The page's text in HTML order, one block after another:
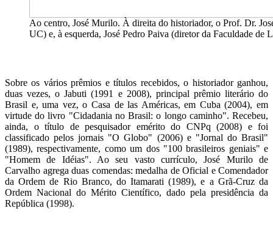
Ao centro, José Murilo. À direita do historiador, o Prof. Dr.
UC) e, à esquerda, José Pedro Paiva (diretor da Faculdade de
Sobre os vários prêmios e títulos recebidos, o historiador ganhou,
duas vezes, o Jabuti (1991 e 2008), principal prêmio literário do
Brasil e, uma vez, o Casa de las Américas, em Cuba (2004), em
virtude do livro "Cidadania no Brasil: o longo caminho". Recebeu,
ainda, o título de pesquisador emérito do CNPq (2008) e foi
classificado pelos jornais "O Globo" (2006) e "Jornal do Brasil"
(1989), respectivamente, como um dos "100 brasileiros geniais" e
"Homem de Idéias". Ao seu vasto currículo, José Murilo de
Carvalho agrega duas comendas: medalha de Oficial e Comendador
da Ordem de Rio Branco, do Itamarati (1989), e a Grã-Cruz da
Ordem Nacional do Mérito Científico, dado pela presidência da
República (1998).